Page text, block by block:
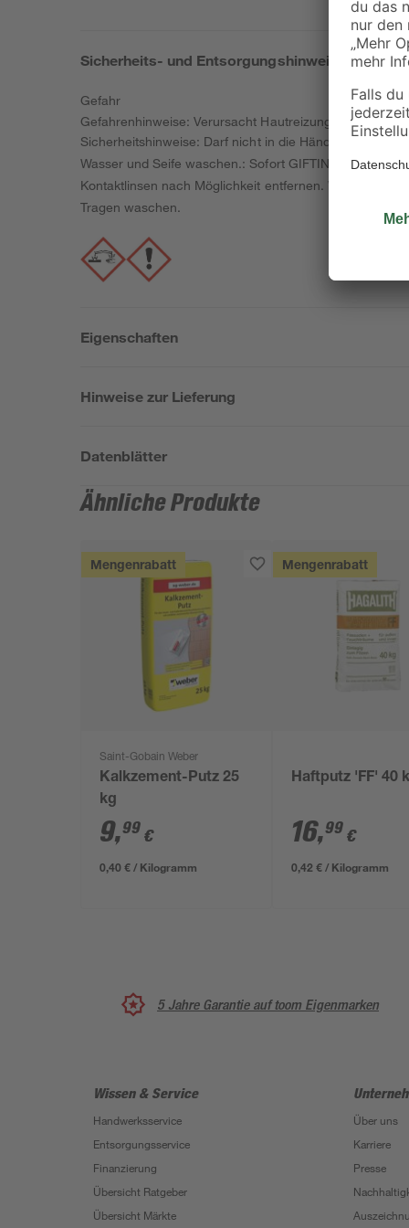
Sicherheits- und Entsorgungshinweise
Gefahr
Gefahrenhinweise: Verursacht Hautreizungen.
Sicherheitshinweise: Darf nicht in die Hände von
Wasser und Seife waschen.: Sofort
Kontaktlinsen nach Möglichkeit entfernen. Weiter
Tragen waschen.
Eigenschaften
Hinweise zur Lieferung
Datenblätter
Ähnliche Produkte
Mengenrabatt
Saint-Gobain Weber
Kalkzement-Putz 25
kg
9,99 €
0,40 € / Kilogramm
Mengenrabatt
Haftputz 'FF' 40
16,99 €
0,42 € / Kilogramm
5 Jahre Garantie auf toom Eigenmarken
Wissen & Service
Handwerksservice
Entsorgungsservice
Finanzierung
Übersicht Ratgeber
Übersicht Märkte
Über uns
Karriere
Presse